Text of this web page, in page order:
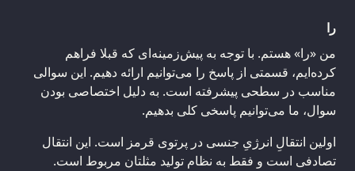
را
من «را» هستم. با توجه به پیش‌زمینه‌ای که قبلا فراهم
کرده‌ایم، قسمتی از پاسخ را می‌توانیم ارائه دهیم. این سوالی
مناسب در سطحی پیشرفته است. به دلیل اختصاصی بودن
سوال، ما می‌توانیم پاسخی کلی بدهیم.
اولین انتقالِ انرژیِ جنسی در پرتوی قرمز است. این انتقال
تصادفی است و فقط به نظام تولید مثلتان مربوط است.